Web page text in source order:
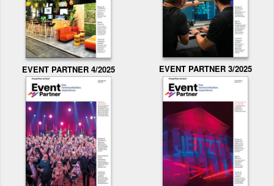
EVENT PARTNER 4/2025 EVENT PARTNER 3/2025